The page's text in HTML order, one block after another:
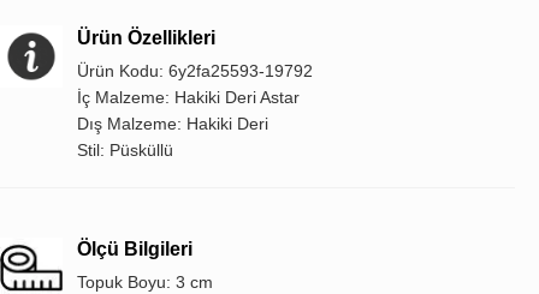
Ürün Özellikleri
Ürün Kodu: 6y2fa25593-19792
İç Malzeme: Hakiki Deri Astar
Dış Malzeme: Hakiki Deri
Stil: Püsküllü
Ölçü Bilgileri
Topuk Boyu: 3 cm